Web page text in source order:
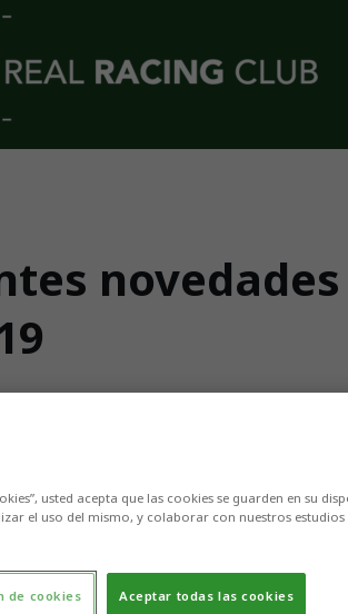
de puertas abiertas o el
usted acepta que las cookies se guarden en su
el uso del mismo, y colaborar con nuestros
Aceptar todas las cookies
de cookies